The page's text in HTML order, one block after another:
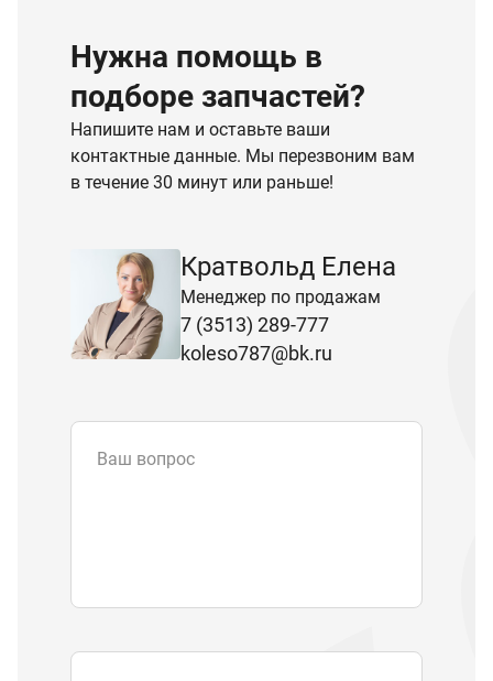
Нужна помощь в
подборе запчастей?
Напишите нам и оставьте ваши
контактные данные. Мы перезвоним вам
в течение 30 минут или раньше!
Кратвольд Елена
Менеджер по продажам
7 (3513) 289-777
koleso787@bk.ru
Ваш вопрос